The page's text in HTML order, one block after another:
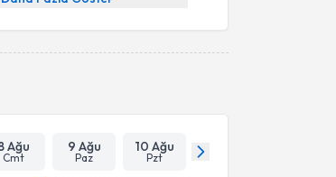
Ağu
Cmt
9 Ağu
Paz
10 Ağu
Pzt